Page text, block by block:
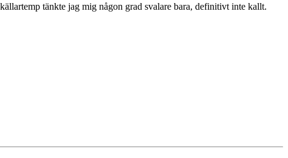
tänkte jag mig någon grad svalare bara, definitivt inte kallt.